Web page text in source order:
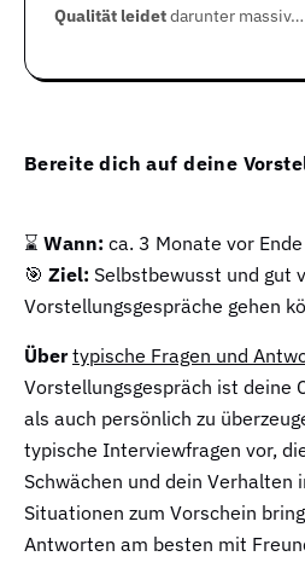
Qualität leidetdarunter massiv…
Bereite dich auf deine
⌛ Wann: ca. 3 Monate vor
🎯 Ziel: Selbstbewusst und gut
Vorstellungsgespräche gehen
Übertypische Fragen und
Vorstellungsgespräch ist deine
als auch persönlich zu
typische Interviewfragen vor,
Schwächen und dein Verhalten
Situationen zum Vorschein
Antworten am besten mit